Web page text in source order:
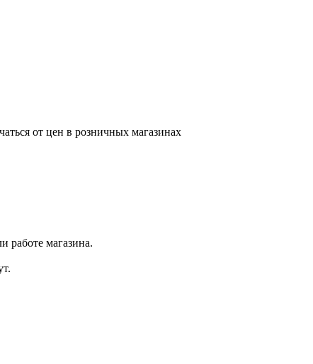
от цен в розничных магазинах
работе магазина.